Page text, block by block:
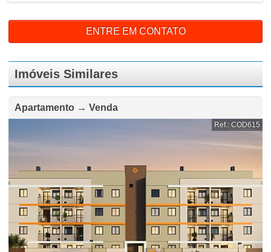
ENTRE EM CONTATO
Imóveis Similares
Apartamento → Venda
Ref.: COD615